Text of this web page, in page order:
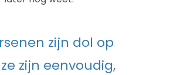
zijn dol op
zijn eenvoudig,